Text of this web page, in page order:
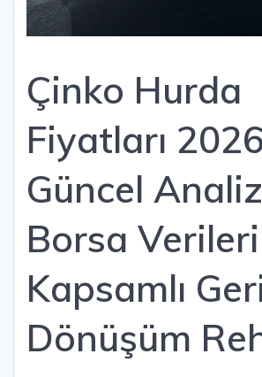
Çinko Hurda
Fiyatları
Güncel
Borsa
Kapsamlı
Dönüşüm